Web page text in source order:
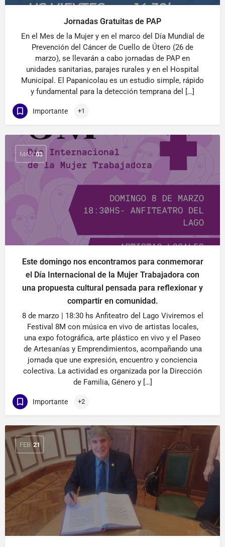
Jornadas Gratuitas de PAP
En el Mes de la Mujer y en el marco del Día Mundial de
Prevención del Cáncer de Cuello de Útero (26 de
marzo), se llevarán a cabo jornadas de PAP en
unidades sanitarias, parajes rurales y en el Hospital
Municipal. El Papanicolau es un estudio simple, rápido
y fundamental para la detección temprana del […]
Importante +1
MAR 03
Este domingo nos encontramos para conmemorar
el Día Internacional de la Mujer Trabajadora con
una propuesta cultural pensada para reflexionar y
compartir en comunidad.
8 de marzo | 18:30 hs Anfiteatro del Lago Viviremos el
Festival 8M con música en vivo de artistas locales,
una expo fotográfica, arte plástico en vivo y el Paseo
de Artesanías y Emprendimientos, acompañando una
jornada que une expresión, encuentro y conciencia
colectiva. La actividad es organizada por la Dirección
de Familia, Género y […]
Importante +2
FEB 21